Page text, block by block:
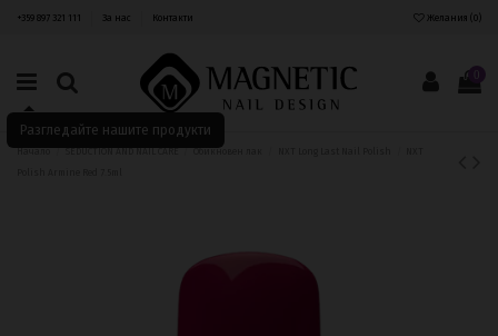
+359 897 321 111 За нас Контакти Желания (0)
Разгледайте нашите продукти
0
Начало SEDUCTION AND NAIL CARE Обикновен лак